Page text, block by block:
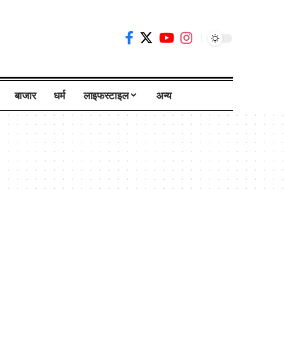
बाजार धर्म लाइफस्टाइल अन्य